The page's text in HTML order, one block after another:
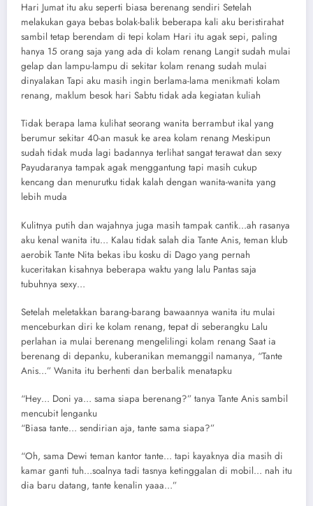
Hari Jumat itu aku seperti biasa berenang sendiri Setelah
melakukan gaya bebas bolak-balik beberapa kali aku beristirahat
sambil tetap berendam di tepi kolam Hari itu agak sepi, paling
hanya 15 orang saja yang ada di kolam renang Langit sudah mulai
gelap dan lampu-lampu di sekitar kolam renang sudah mulai
dinyalakan Tapi aku masih ingin berlama-lama menikmati kolam
renang, maklum besok hari Sabtu tidak ada kegiatan kuliah
Tidak berapa lama kulihat seorang wanita berrambut ikal yang
berumur sekitar 40-an masuk ke area kolam renang Meskipun
sudah tidak muda lagi badannya terlihat sangat terawat dan sexy
Payudaranya tampak agak menggantung tapi masih cukup
kencang dan menurutku tidak kalah dengan wanita-wanita yang
lebih muda
Kulitnya putih dan wajahnya juga masih tampak cantik…ah rasanya
aku kenal wanita itu… Kalau tidak salah dia Tante Anis, teman klub
aerobik Tante Nita bekas ibu kosku di Dago yang pernah
kuceritakan kisahnya beberapa waktu yang lalu Pantas saja
tubuhnya sexy…
Setelah meletakkan barang-barang bawaannya wanita itu mulai
menceburkan diri ke kolam renang, tepat di seberangku Lalu
perlahan ia mulai berenang mengelilingi kolam renang Saat ia
berenang di depanku, kuberanikan memanggil namanya, “Tante
Anis…” Wanita itu berhenti dan berbalik menatapku
“Hey… Doni ya… sama siapa berenang?” tanya Tante Anis sambil
mencubit lenganku
“Biasa tante… sendirian aja, tante sama siapa?”
“Oh, sama Dewi teman kantor tante… tapi kayaknya dia masih di
kamar ganti tuh…soalnya tadi tasnya ketinggalan di mobil… nah itu
dia baru datang, tante kenalin yaaa…”